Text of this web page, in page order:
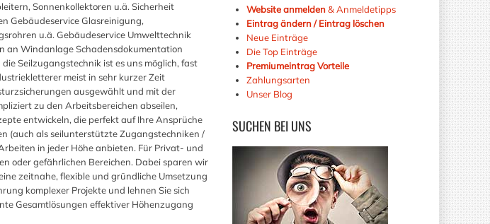
Website anmelden& Anmeldetipps
Eintrag ändern / Eintrag löschen
Neue Einträge
Die Top Einträge
Premiumeintrag Vorteile
Zahlungsarten
Unser Blog
SUCHEN BEI UNS
Sonnenkollektoren u.ä. Sicherheit
Gebäudeservice Glasreinigung,
u.ä. Gebäudeservice Umwelttechnik
an Windanlage Schadensdokumentation
Seilzugangstechnik ist es uns möglich, fast
meist in sehr kurzer Zeit
ausgewählt und mit der
zu den Arbeitsbereichen abseilen,
entwickeln, die perfekt auf Ihre Ansprüche
(auch als seilunterstützte Zugangstechniken /
in jeder Höhe anbieten. Für Privat- und
oder gefährlichen Bereichen. Dabei sparen wir
zeitnahe, flexible und gründliche Umsetzung
komplexer Projekte und lehnen Sie sich
Gesamtlösungen effektiver Höhenzugang